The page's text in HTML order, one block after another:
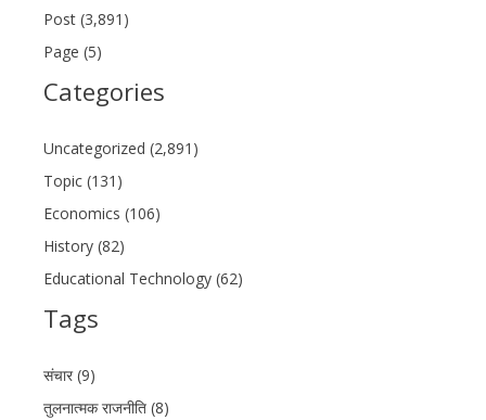
Post (3,891)
Page (5)
Categories
Uncategorized (2,891)
Topic (131)
Economics (106)
History (82)
Educational Technology (62)
Tags
संचार (9)
तुलनात्मक राजनीति (8)